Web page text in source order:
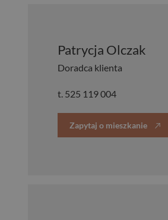
Patrycja Olczak
Doradca klienta
t. 525 119 004
Zapytaj o mieszkanie